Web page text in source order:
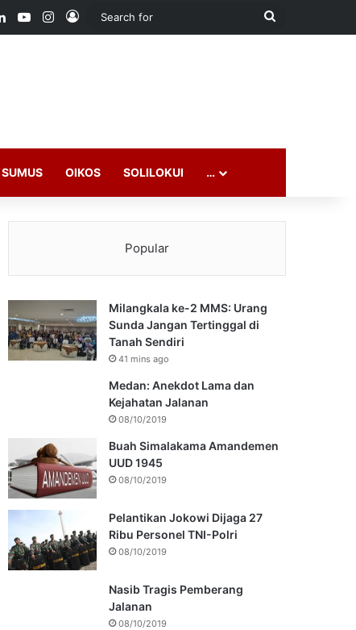
LinkedInYouTubeInstagram
Log In
Search
OIKOS SOLILOKUI …
Popular
Milangkala ke-2 MMS: Urang
Sunda Jangan Tertinggal di
Tanah Sendiri
41 mins ago
Medan: Anekdot Lama dan
Kejahatan Jalanan
08/10/2019
Buah Simalakama Amandemen
UUD 1945
08/10/2019
Pelantikan Jokowi Dijaga 27
Ribu Personel TNI-Polri
08/10/2019
Nasib Tragis Pemberang
Jalanan
08/10/2019